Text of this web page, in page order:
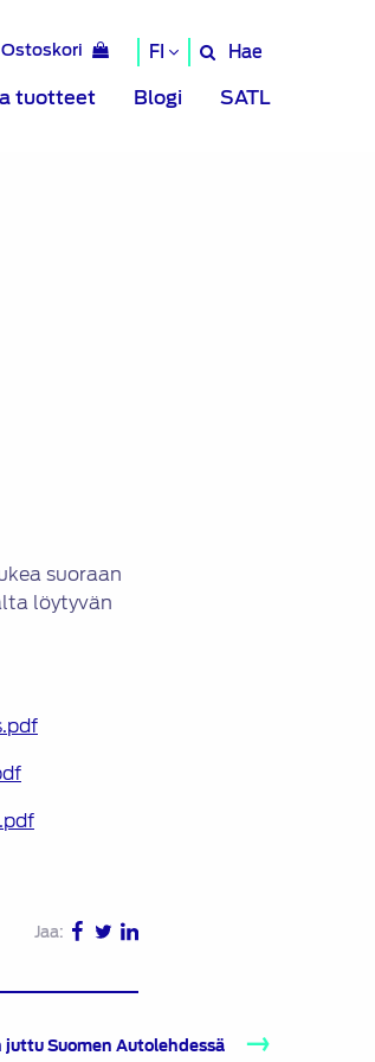
Ostoskori FI
Hae
Hae
tuotteet Blogi SATL
suoraan
löytyvän
Jaa:
Suomen Autolehdessä